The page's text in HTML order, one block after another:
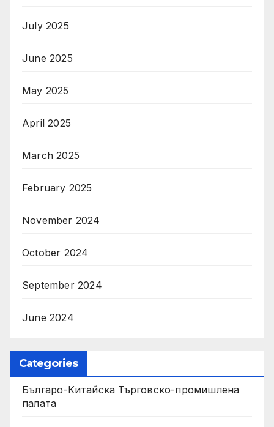
July 2025
June 2025
May 2025
April 2025
March 2025
February 2025
November 2024
October 2024
September 2024
June 2024
Categories
Българо-Китайска Търговско-промишлена
палaта